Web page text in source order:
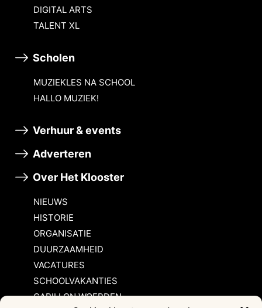
DIGITAL ARTS
TALENT XL
Scholen
MUZIEKLES NA SCHOOL
HALLO MUZIEK!
Verhuur & events
Adverteren
Over Het Klooster
NIEUWS
HISTORIE
ORGANISATIE
DUURZAAMHEID
VACATURES
SCHOOLVAKANTIES
CARILLON WOERDEN